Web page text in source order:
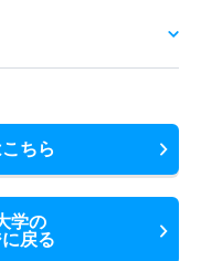
ちら
学の
戻る